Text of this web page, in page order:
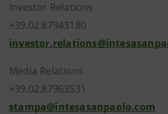
Investor Relations
+39.02.87943180
Media Relations
+39.02.87963531
stampa@intesasanpaolo.com